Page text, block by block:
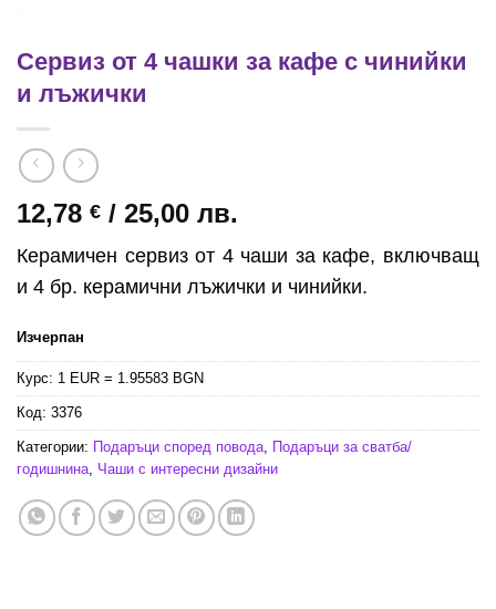
Сервиз от 4 чашки за кафе с чинийки
и лъжички
12,78 € / 25,00 лв.
Керамичен сервиз от 4 чаши за кафе, включващ
и 4 бр. керамични лъжички и чинийки.
Изчерпан
Курс: 1 EUR = 1.95583 BGN
Код: 3376
Категории: Подаръци според повода Подаръци за сватба/
годишнина Чаши с интересни дизайни